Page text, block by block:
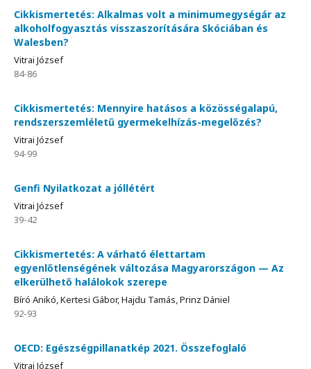
Cikkismertetés: Alkalmas volt a minimumegységár az
alkoholfogyasztás visszaszorítására Skóciában és
Walesben?
Vitrai József
84-86
Cikkismertetés: Mennyire hatásos a közösségalapú,
rendszerszemléletű gyermekelhízás-megelőzés?
Vitrai József
94-99
Genfi Nyilatkozat a jóllétért
Vitrai József
39-42
Cikkismertetés: A várható élettartam
egyenlőtlenségének változása Magyarországon — Az
elkerülhető halálokok szerepe
Bíró Anikó, Kertesi Gábor, Hajdu Tamás, Prinz Dániel
92-93
OECD: Egészségpillanatkép 2021. Összefoglaló
Vitrai József